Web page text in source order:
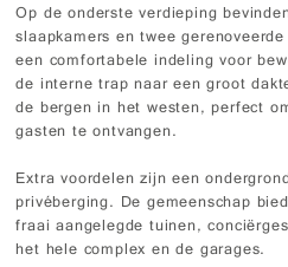
Op de onderste verdieping
slaapkamers en twee
een comfortabele indeling voor
de interne trap naar een groot
de bergen in het westen, perfect
gasten te ontvangen.
Extra voordelen zijn een
privéberging. De gemeenschap
fraai aangelegde tuinen,
het hele complex en de garages.